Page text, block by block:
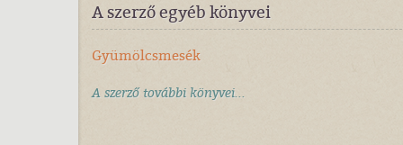
A szerző egyéb könyvei
Gyümölcsmesék
A szerző további könyvei...